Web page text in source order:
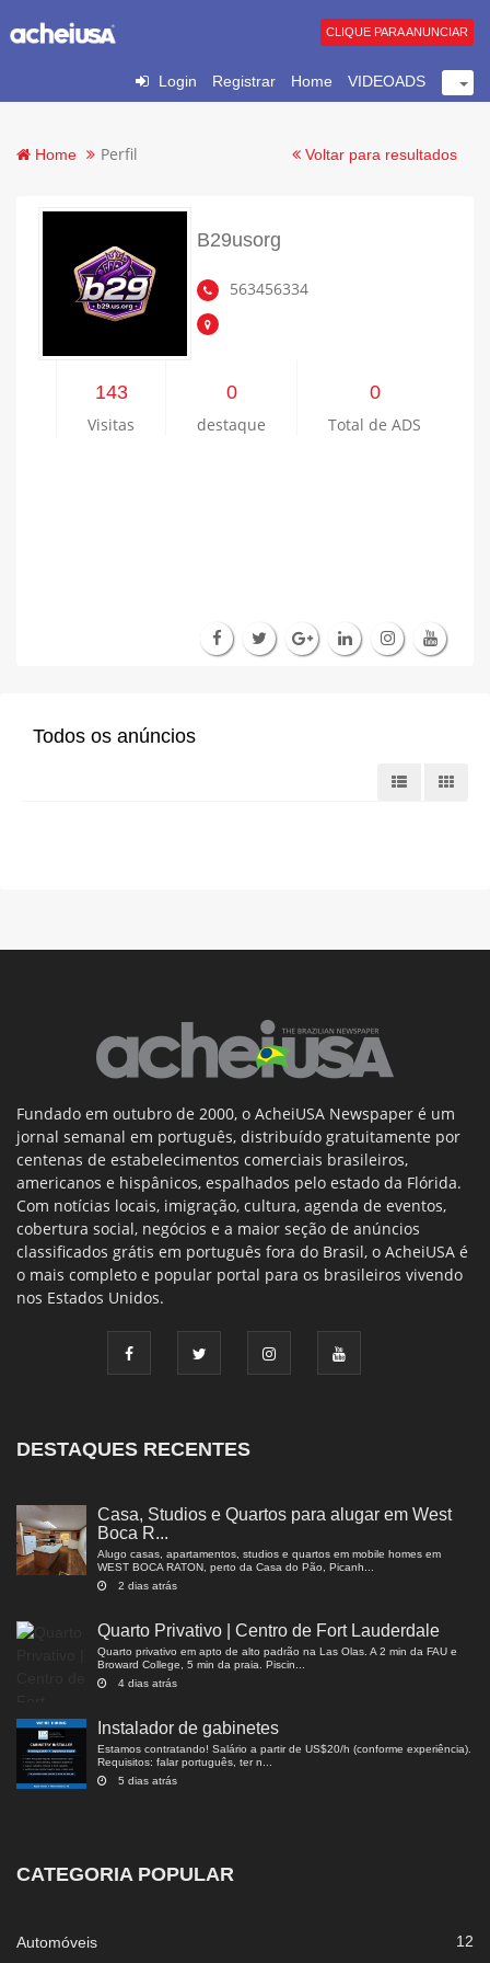
Login Registrar Home VIDEOADS
CLIQUE PARA ANUNCIAR
Home Perfil Voltar para resultados
B29usorg
563456334
143
Visitas
0
destaque
0
Total de ADS
Todos os anúncios
Fundado em outubro de 2000, o AcheiUSA Newspaper é um
jornal semanal em português, distribuído gratuitamente por
centenas de estabelecimentos comerciais brasileiros,
americanos e hispânicos, espalhados pelo estado da Flórida.
Com notícias locais, imigração, cultura, agenda de eventos,
cobertura social, negócios e a maior seção de anúncios
classificados grátis em português fora do Brasil, o AcheiUSA é
o mais completo e popular portal para os brasileiros vivendo
nos Estados Unidos.
DESTAQUES RECENTES
Casa, Studios e Quartos para alugar em West
Boca R...
Alugo casas, apartamentos, studios e quartos em mobile homes em
WEST BOCA RATON, perto da Casa do Pão, Picanh...
2 dias atrás
Quarto Privativo | Centro de Fort Lauderdale
Quarto privativo em apto de alto padrão na Las Olas. A 2 min da FAU e
Broward College, 5 min da praia. Piscin...
4 dias atrás
Instalador de gabinetes
Estamos contratando! Salário a partir de US$20/h (conforme experiência).
Requisitos: falar português, ter n...
5 dias atrás
CATEGORIA POPULAR
Automóveis 12